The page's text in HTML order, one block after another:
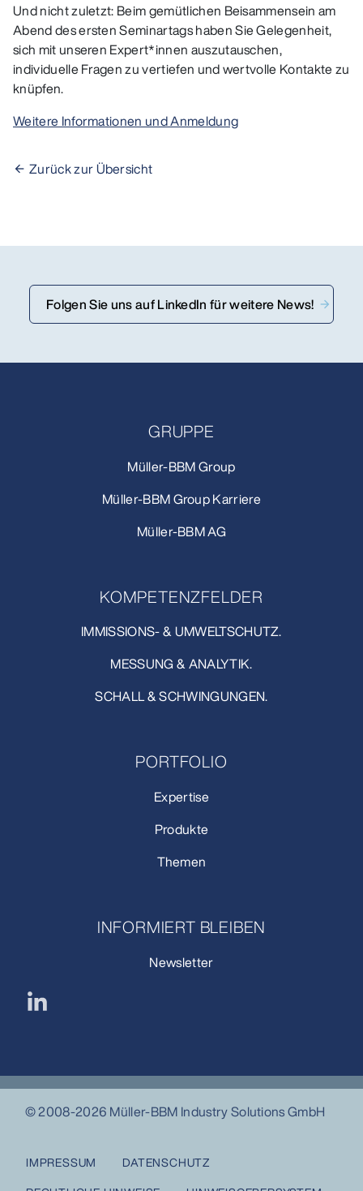
Und nicht zuletzt: Beim gemütlichen Beisammensein am
Abend des ersten Seminartags haben Sie Gelegenheit,
sich mit unseren Expert*innen auszutauschen,
individuelle Fragen zu vertiefen und wertvolle Kontakte zu
knüpfen.
Weitere Informationen und Anmeldung
Zurück zur Übersicht
Folgen Sie uns auf LinkedIn für weitere News!
GRUPPE
Müller-BBM Group
Müller-BBM Group Karriere
Müller-BBM AG
KOMPETENZFELDER
IMMISSIONS- & UMWELTSCHUTZ.
MESSUNG & ANALYTIK.
SCHALL & SCHWINGUNGEN.
PORTFOLIO
Expertise
Produkte
Themen
INFORMIERT BLEIBEN
Newsletter
© 2008-2026 Müller-BBM Industry Solutions GmbH
IMPRESSUM
DATENSCHUTZ